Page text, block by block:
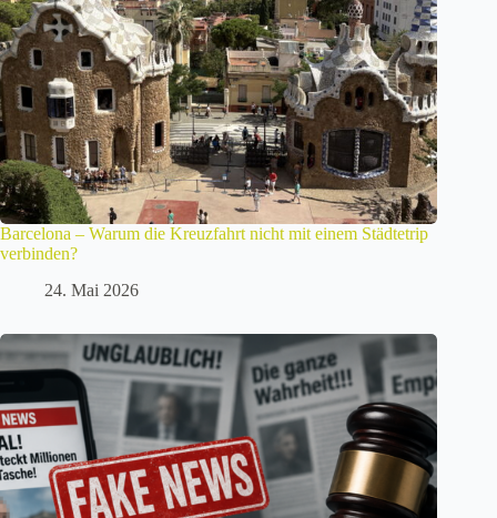
Barcelona – Warum die Kreuzfahrt nicht mit einem Städtetrip
verbinden?
24. Mai 2026